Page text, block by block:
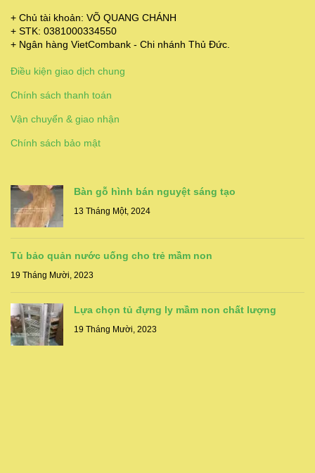
+ Chủ tài khoản: VÕ QUANG CHÁNH
+ STK: 0381000334550
+ Ngân hàng VietCombank - Chi nhánh Thủ Đức.
Điều kiện giao dịch chung
Chính sách thanh toán
Vận chuyển & giao nhận
Chính sách bảo mật
Bàn gỗ hình bán nguyệt sáng tạo
13 Tháng Một, 2024
Tủ bảo quản nước uống cho trẻ mầm non
19 Tháng Mười, 2023
Lựa chọn tủ đựng ly mầm non chất lượng
19 Tháng Mười, 2023